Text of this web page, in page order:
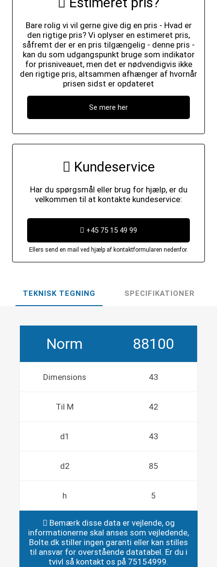
Bare rolig vi vil gerne give dig en pris - Hvad er
den rigtige pris? Vi oplyser en estimeret pris,
såfremt der er en pris tilgængelig - denne pris -
kan du som udgangspunkt bruge som indikator
for prisniveauet, men det er nødvendigvis ikke
den rigtige pris, altsammen afhænger af hvornår
prisen sidst er opdateret
Se mere her
Kundeservice
Har du spørgsmål eller brug for hjælp, er du
velkommen til at kontakte kundeservice:
+45 75 15 49 99
Ellers send en mail ved hjælp af kontaktformularen nedenfor.
TEKNISK TEGNING SPECIFIKATIONER
Norm 88100
Dimensions 43
Til M 42
d1 43
d2 85
h 5
Bemærk disse data er vejlende, og
informationerne skal anses som vejledende,
Bolte.dk stiller ingen garanti eller kan stilles
til ansvar for overstående datatabel. Er du i
tvivl så kontakt os på 75154999.